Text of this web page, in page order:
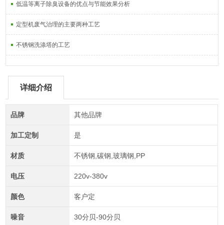
低温等离子除臭设备的优点与节能效果分析
定型机废气治理的主要两种工艺
不锈钢洗涤塔的工艺
详细介绍
品牌 其他品牌
加工定制 是
材质 不锈钢,碳钢,玻璃钢,PP
电压 220v-380v
颜色 客户定
噪音 30分贝-90分贝